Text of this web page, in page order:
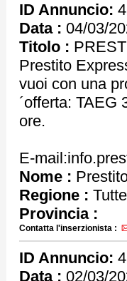
ID Annuncio:
Data : 04/03/
Titolo :
Prestito
vuoi con una
´offerta: TAEG
ore.
E-
Nome :
Regione :
Provincia :
Contatta l'inserzionista :
ID Annuncio:
Data : 02/03/